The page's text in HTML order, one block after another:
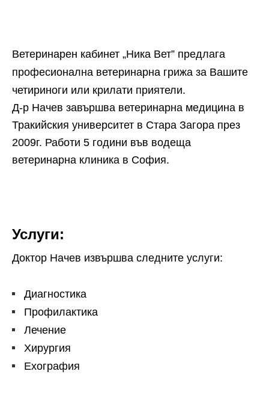
Ветеринарен кабинет „Ника Вет” предлага
професионална ветеринарна грижа за Вашите
четириноги или крилати приятели.
Д-р Начев завършва ветеринарна медицина в
Тракийския университет в Стара Загора през
2009г. Работи 5 години във водеща
ветеринарна клиника в София.
Услуги:
Доктор Начев извършва следните услуги:
Диагностика
Профилактика
Лечение
Хирургия
Ехография